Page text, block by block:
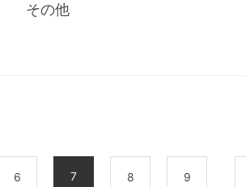
その他
6 7 8 9